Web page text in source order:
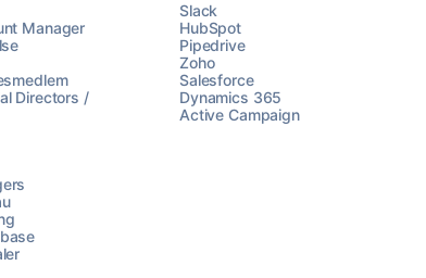
Manager
Directors /
Slack
HubSpot
Pipedrive
Zoho
Salesforce
Dynamics 365
Active Campaign